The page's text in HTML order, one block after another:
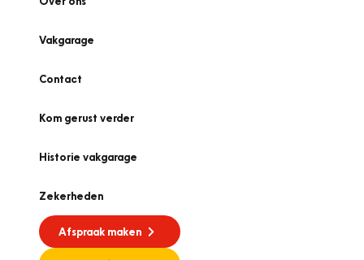
Vakgarage
Contact
Kom gerust verder
Historie vakgarage
Zekerheden
Afspraak maken